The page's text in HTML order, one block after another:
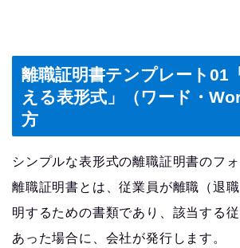
離職証明書テンプレート01
える表形式」（ワード・
方
シンプルな表形式の離職証明書のフォ
離職証明書とは、従業員が離職（退
明するための書類であり、該当する
あった場合に、会社が発行します。